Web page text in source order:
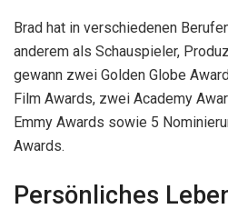
Brad hat in verschiedenen
anderem als Schauspieler,
gewann zwei Golden Globe
Film Awards, zwei Academy
Emmy Awards sowie 5
Awards.
Persönliches